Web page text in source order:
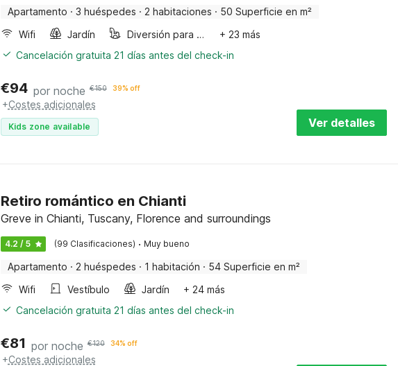
Apartamento · 3 huéspedes · 2 habitaciones · 50 Superficie en m²
Wifi
Jardín Diversión para niños
+ 23 más
Cancelación gratuita 21 días antes del check-in
€94 por noche €150 39% off
+Costes adicionales
Kids zone available Ver detalles
Retiro romántico en Chianti
Greve in Chianti, Tuscany, Florence and surroundings
4.2 / 5 (99 Clasificaciones) · Muy bueno
Apartamento · 2 huéspedes · 1 habitación · 54 Superficie en m²
Wifi
Vestíbulo Jardín
+ 24 más
Cancelación gratuita 21 días antes del check-in
€81 por noche €120 34% off
+Costes adicionales